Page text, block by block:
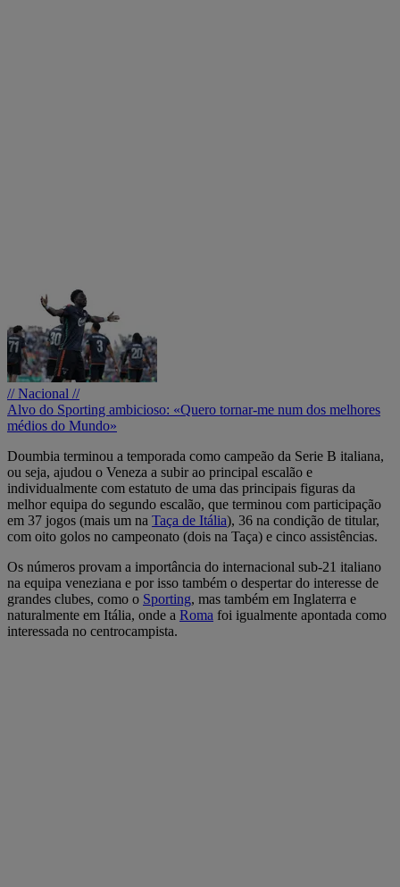
// Nacional //
Alvo do Sporting ambicioso: «Quero tornar-me num dos melhores
médios do Mundo»
Doumbia terminou a temporada como campeão da Serie B italiana,
ou seja, ajudou o Veneza a subir ao principal escalão e
individualmente com estatuto de uma das principais figuras da
melhor equipa do segundo escalão, que terminou com participação
em 37 jogos (mais um na Taça de Itália), 36 na condição de titular,
com oito golos no campeonato (dois na Taça) e cinco assistências.
Os números provam a importância do internacional sub-21 italiano
na equipa veneziana e por isso também o despertar do interesse de
grandes clubes, como o Sporting, mas também em Inglaterra e
naturalmente em Itália, onde a Roma foi igualmente apontada como
interessada no centrocampista.